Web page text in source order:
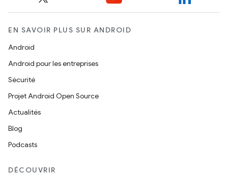
EN SAVOIR PLUS SUR ANDROID
Android
Android pour les entreprises
Sécurité
Projet Android Open Source
Actualités
Blog
Podcasts
DÉCOUVRIR